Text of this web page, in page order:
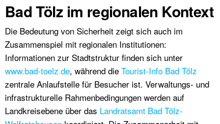
Bad Tölz im regionalen Kontext
Die Bedeutung von Sicherheit zeigt sich auch im
Zusammenspiel mit regionalen Institutionen:
Informationen zur Stadtstruktur finden sich unter
www.bad-toelz.de, während die Tourist-Info Bad Tölz
zentrale Anlaufstelle für Besucher ist. Verwaltungs- und
infrastrukturelle Rahmenbedingungen werden auf
Landkreisebene über das Landratsamt Bad Tölz-